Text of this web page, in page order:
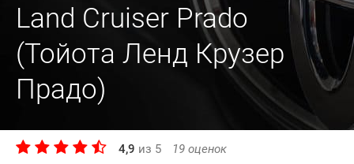
Land Cruiser Prado
(Тойота Ленд Крузер
Прадо)
4,9 из 5 19 оценок